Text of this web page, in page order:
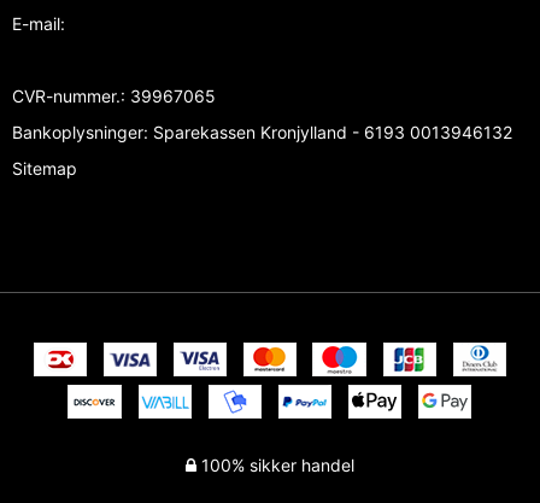
E-mail:
CVR-nummer.: 39967065
Bankoplysninger: Sparekassen Kronjylland - 6193 0013946132
Sitemap
100% sikker handel